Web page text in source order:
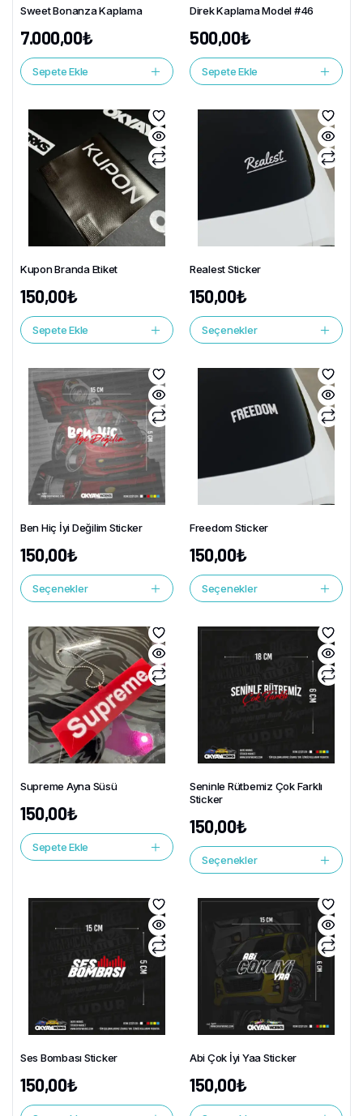
Sweet Bonanza Kaplama
7.000,00₺
Sepete Ekle
Direk Kaplama Model #46
500,00₺
Sepete Ekle
Kupon Branda Etiket
150,00₺
Sepete Ekle
Realest Sticker
150,00₺
Seçenekler
Ben Hiç İyi Değilim Sticker
150,00₺
Seçenekler
Freedom Sticker
150,00₺
Seçenekler
Supreme Ayna Süsü
150,00₺
Sepete Ekle
Seninle Rütbemiz Çok Farklı
Sticker
150,00₺
Seçenekler
Ses Bombası Sticker
150,00₺
Abi Çok İyi Yaa Sticker
150,00₺